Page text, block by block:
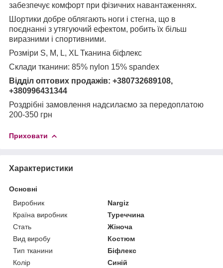
забезпечує комфорт при фізичних навантаженнях.
Шортики добре облягають ноги і стегна, що в
поєднанні з утягуючий ефектом, робить їх більш
виразними і спортивними.
Розміри S, M, L, XL Тканина біфлекс
Склади тканини: 85% nylon 15% spandex
Відділ оптових продажів: +380732689108,
+380996431344
Роздрібні замовлення надсилаємо за передоплатою
200-350 грн
Приховати
Характеристики
Основні
Виробник
Nargiz
Країна виробник
Туреччина
Стать
Жіноча
Вид виробу
Костюм
Тип тканини
Біфлекс
Колір
Синій